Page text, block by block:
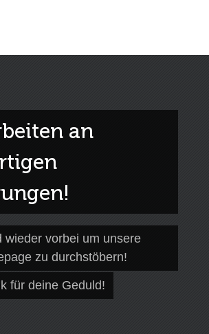
an
wieder vorbei um unsere
zu durchstöbern!
für deine Geduld!